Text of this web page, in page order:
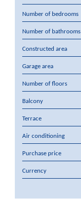
Number of bedrooms
Number of bathrooms
Constructed area
Garage area
Number of floors
Balcony
Terrace
Air conditioning
Purchase price
Currency